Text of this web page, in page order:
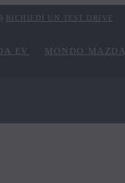
RICHIEDI UN TEST DRIVE
EV MONDO MAZDA